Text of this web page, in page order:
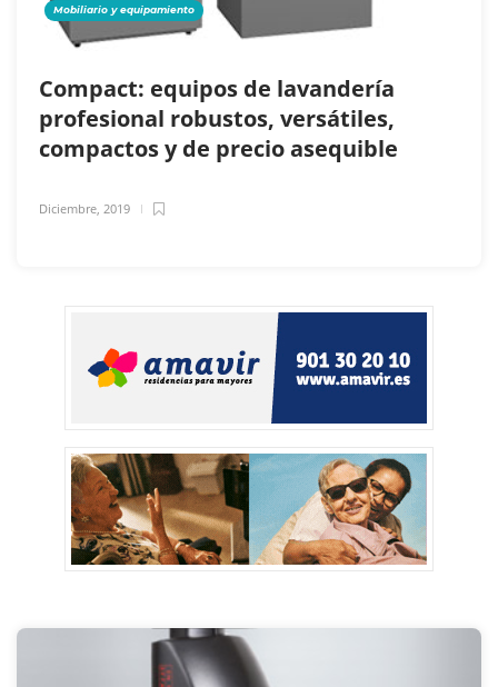
Mobiliario y equipamiento
Compact: equipos de lavandería
profesional robustos, versátiles,
compactos y de precio asequible
Diciembre, 2019